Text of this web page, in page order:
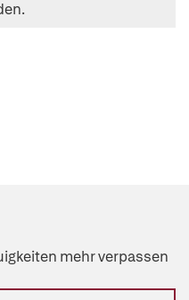
mehr verpassen